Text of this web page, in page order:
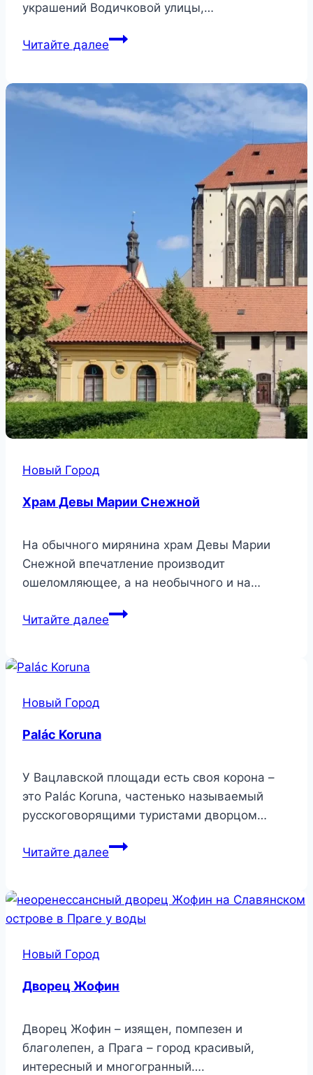
украшений Водичковой улицы,…
Читайте далееДом
Новый Город
Храм Девы Марии Снежной
На обычного мирянина храм Девы Марии
Снежной впечатление производит
ошеломляющее, а на необычного и на…
Читайте далееХрам
Новый Город
Palác Koruna
У Вацлавской площади есть своя корона –
это Palác Koruna, частенько называемый
русскоговорящими туристами дворцом…
Читайте далееPalác
Новый Город
Дворец Жофин
Дворец Жофин – изящен, помпезен и
благолепен, а Прага – город красивый,
интересный и многогранный….